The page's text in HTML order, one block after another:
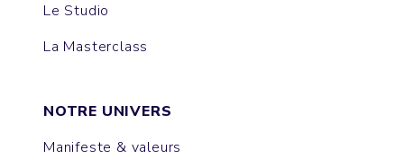
Le Studio
La Masterclass
NOTRE UNIVERS
Manifeste & valeurs